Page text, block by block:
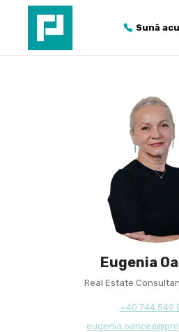
Sună
Eugenia
Real Estate
+40 744 549